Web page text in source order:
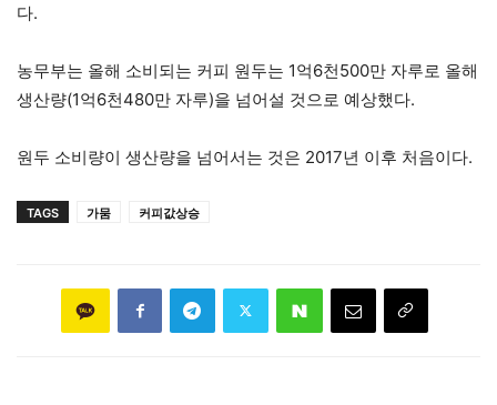
다.
농무부는 올해 소비되는 커피 원두는 1억6천500만 자루로 올해
생산량(1억6천480만 자루)을 넘어설 것으로 예상했다.
원두 소비량이 생산량을 넘어서는 것은 2017년 이후 처음이다.
TAGS 가뭄 커피값상승